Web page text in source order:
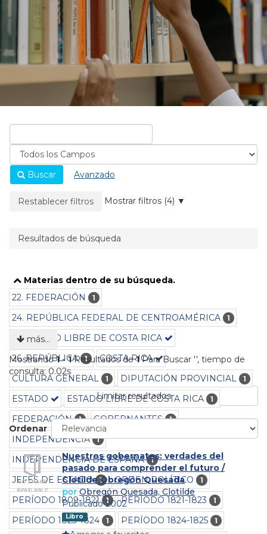
Buscar
Avanzado
La página se recargará cuando se elimine un filtro.
Restablecer filtros Mostrar filtros (4)
Resultados de búsqueda
Materias dentro de su búsqueda.
22. FEDERACIÓN
1
24. REPÚBLICA FEDERAL DE CENTROAMÉRICA 1
25. ESTADO LIBRE DE COSTA RICA
26. REPÚBLICA
1
COSTA RICA
CULTURA GENERAL
1 DIPUTACIÓN PROVINCIAL 1
ESTADO ESTADO LIBRE DE COSTA RICA 1
FEDERACIÓN 1 GOBERNANTES 1
INDEPENDENCIA 1
INDEPENDENCIA DE ESPAÑA 1
JEFES DE ESTADO 1 ORDEN POLÍTICO 1
PERÍODO 1809-1821 1 PERÍODO 1821-1823 1
PERÍODO 1823-1824 1 PERÍODO 1824-1825 1
más…
Mostrando1 - 1Resultados de1Para Buscar '', tiempo de
consulta: 0.02s
Limitar resultados
Ordenar
Nuestros gobernates: verdades del
pasado para comprender el futuro /
Clotilde Obregón Quesada
porObregón Quesada, Clotilde
Publicado 2002
Libro